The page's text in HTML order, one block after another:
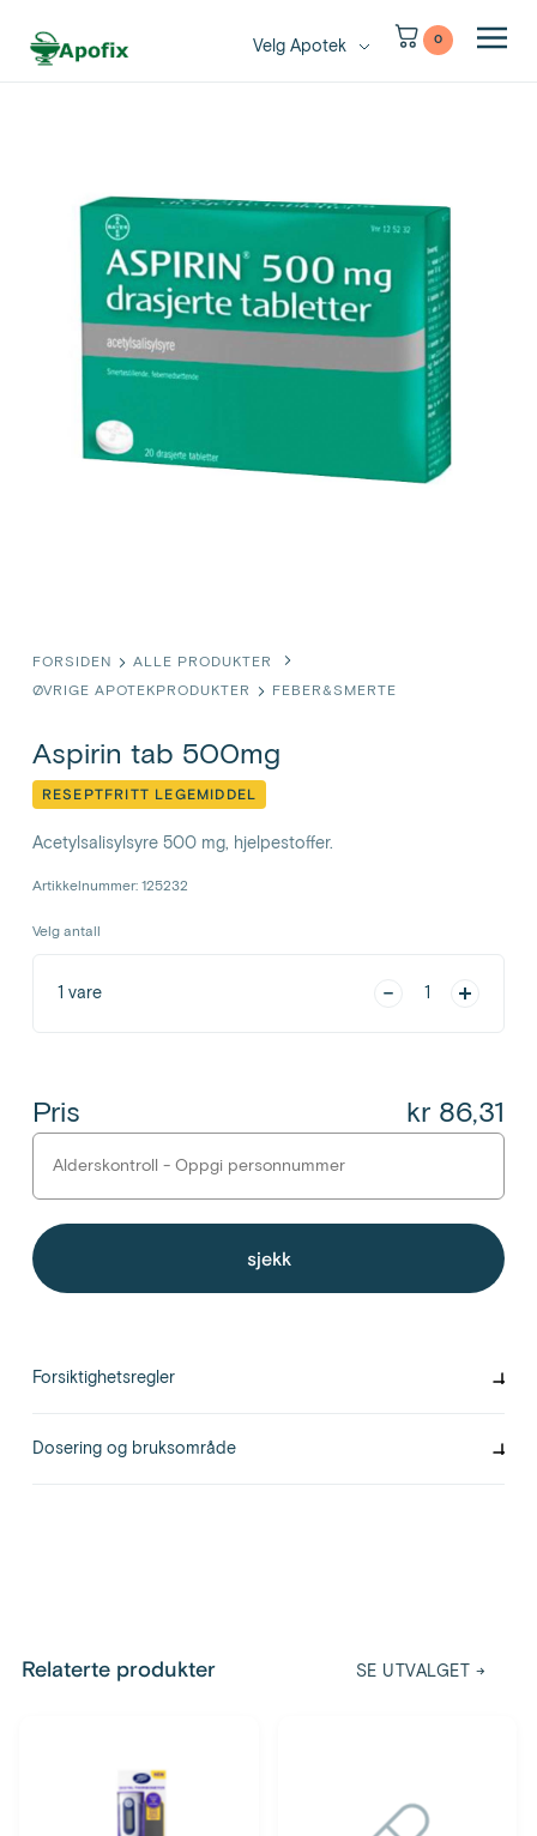
Velg Apotek 0
FORSIDEN
ALLE PRODUKTER
ØVRIGE APOTEKPRODUKTER
FEBER&SMERTE
Aspirin tab 500mg
RESEPTFRITT LEGEMIDDEL
Acetylsalisylsyre 500 mg, hjelpestoffer.
Artikkelnummer: 125232
Velg antall
vare
Pris kr 86,31
sjekk
Forsiktighetsregler
er gravid eller ammer eller planlegger å bli gravid. Bruk ikk Aspirin
hvis du er mer enn 6 måneder gravid.
Dosering og bruksområde
blødninger): Rådfør deg med legen din. Barn under 12 år (som veier
Relaterte produkter SE UTVALGET →